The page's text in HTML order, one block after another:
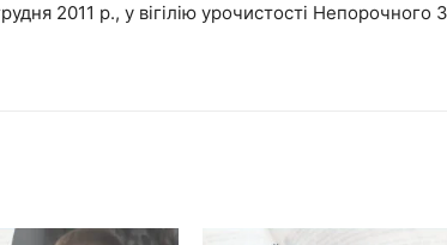
2011 р., у вігілію урочистості Непорочного